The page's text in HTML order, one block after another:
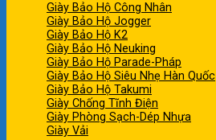
Giày Bảo Hộ Công Nhân
Giày Bảo Hộ Jogger
Giày Bảo Hộ K2
Giày Bảo Hộ Neuking
Giày Bảo Hộ Parade-Pháp
Giày Bảo Hộ Siêu Nhẹ Hàn Quốc
Giày Bảo Hộ Takumi
Giày Chống Tĩnh Điện
Giày Phòng Sạch-Dép Nhựa
Giày Vải